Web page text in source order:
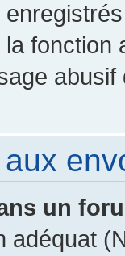
fonction
un
adéquat